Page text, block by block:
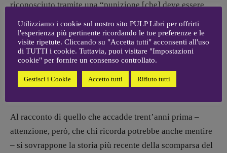
riconosciuto tramite una “punizione [che] deve essere
esemplare, spero che lo sia, me lo auguro, in questo paese
è dura essere condannati anche per un reo confesso, ma
insomma fate quello che dovete fare io accetterò la mia
punizione, le carceri sono sovraffollate ma un posto per
uno come me ci sarà pure, per un pezzo da novanta, sento
che è il prezzo che devo pagare”.
Al racconto di quello che accadde trent’anni prima –
attenzione, però, che chi ricorda potrebbe anche mentire
– si sovrappone la storia più recente della scomparsa del
Utilizziamo i cookie sul nostro sito PULP Libri per offrirti
l'esperienza più pertinente ricordando le tue preferenze e le
visite ripetute. Cliccando su "Accetta tutti" acconsenti all'uso
di TUTTI i cookie. Tuttavia, puoi visitare "Impostazioni
cookie" per fornire un consenso controllato.
Gestisci i Cookie Accetto tutti Rifiuto tutti